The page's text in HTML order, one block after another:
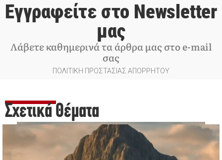
Εγγραφείτε στο Newsletter
μας
Λάβετε καθημερινά τα άρθρα μας στο e-mail
σας
ΠΟΛΙΤΙΚΗ ΠΡΟΣΤΑΣΙΑΣ ΑΠΟΡΡΗΤΟΥ
Σχετικά Θέματα